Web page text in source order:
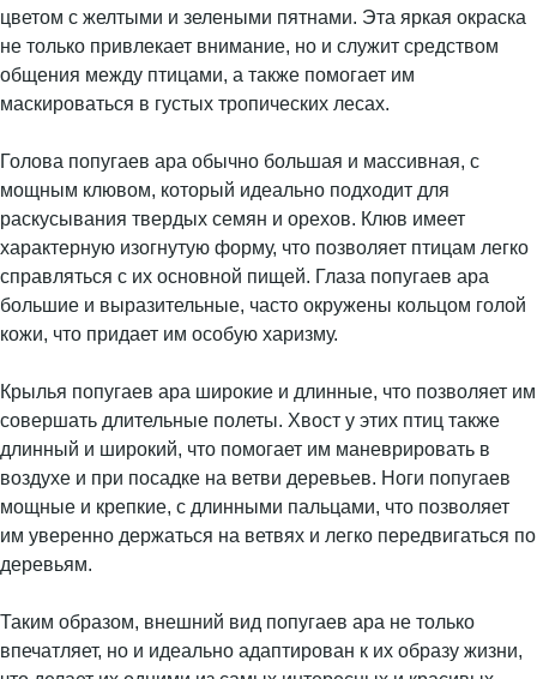
цветом с желтыми и зелеными пятнами. Эта яркая окраска
не только привлекает внимание, но и служит средством
общения между птицами, а также помогает им
маскироваться в густых тропических лесах.
Голова попугаев ара обычно большая и массивная, с
мощным клювом, который идеально подходит для
раскусывания твердых семян и орехов. Клюв имеет
характерную изогнутую форму, что позволяет птицам легко
справляться с их основной пищей. Глаза попугаев ара
большие и выразительные, часто окружены кольцом голой
кожи, что придает им особую харизму.
Крылья попугаев ара широкие и длинные, что позволяет им
совершать длительные полеты. Хвост у этих птиц также
длинный и широкий, что помогает им маневрировать в
воздухе и при посадке на ветви деревьев. Ноги попугаев
мощные и крепкие, с длинными пальцами, что позволяет
им уверенно держаться на ветвях и легко передвигаться по
деревьям.
Таким образом, внешний вид попугаев ара не только
впечатляет, но и идеально адаптирован к их образу жизни,